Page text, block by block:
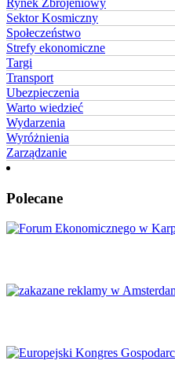
Rynek Zbrojeniowy
Sektor Kosmiczny
Społeczeństwo
Strefy ekonomiczne
Targi
Transport
Ubezpieczenia
Warto wiedzieć
Wydarzenia
Wyróżnienia
Zarządzanie
Polecane